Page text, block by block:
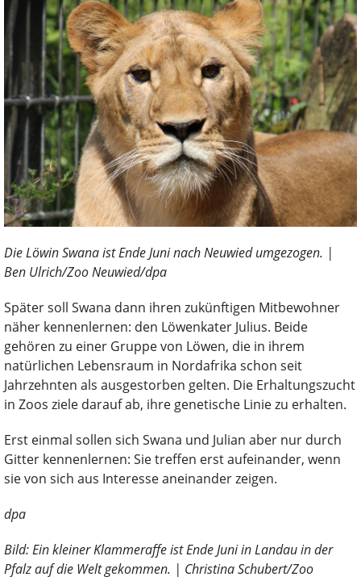
Die Löwin Swana ist Ende Juni nach Neuwied umgezogen. |
Ben Ulrich/Zoo Neuwied/dpa
Später soll Swana dann ihren zukünftigen Mitbewohner
näher kennenlernen: den Löwenkater Julius. Beide
gehören zu einer Gruppe von Löwen, die in ihrem
natürlichen Lebensraum in Nordafrika schon seit
Jahrzehnten als ausgestorben gelten. Die Erhaltungszucht
in Zoos ziele darauf ab, ihre genetische Linie zu erhalten.
Erst einmal sollen sich Swana und Julian aber nur durch
Gitter kennenlernen: Sie treffen erst aufeinander, wenn
sie von sich aus Interesse aneinander zeigen.
dpa
Bild: Ein kleiner Klammeraffe ist Ende Juni in Landau in der
Pfalz auf die Welt gekommen. | Christina Schubert/Zoo